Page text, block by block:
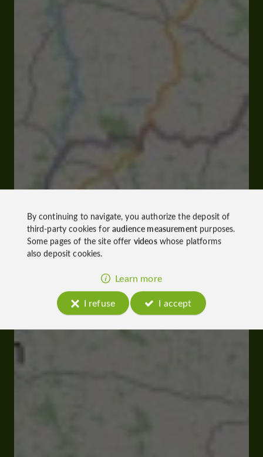
By continuing to navigate, you authorize the deposit of
third-party cookies foraudience measurementpurposes.
Some pages of the site offer videoswhose platforms
also deposit cookies.
Learn more
I refuse
I accept